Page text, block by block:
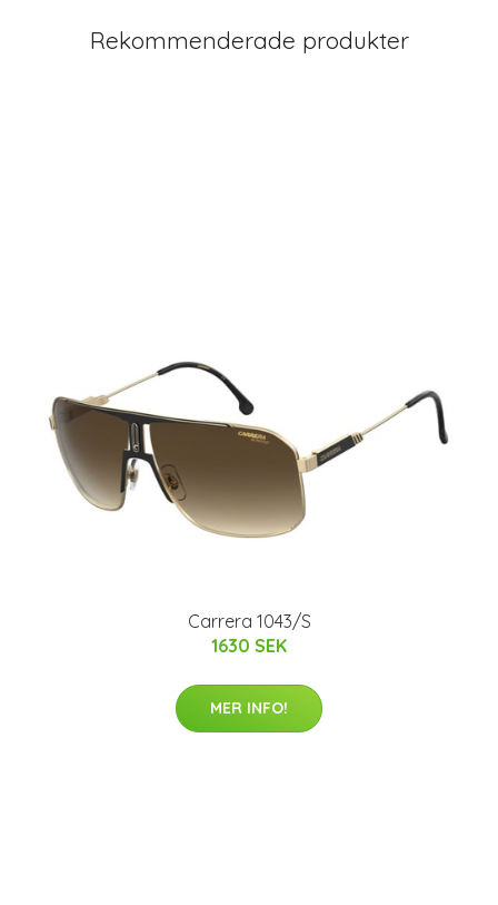
Rekommenderade produkter
Carrera 1043/S
1630 SEK
MER INFO!